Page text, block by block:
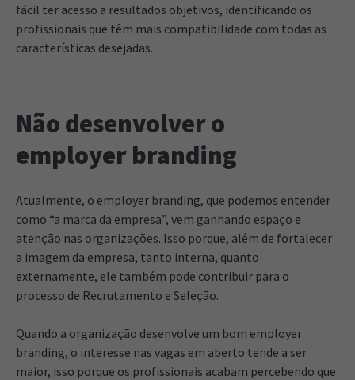
fácil ter acesso a resultados objetivos, identificando os
profissionais que têm mais compatibilidade com todas as
características desejadas.
Não desenvolver o
employer branding
Atualmente, o employer branding, que podemos entender
como “a marca da empresa”, vem ganhando espaço e
atenção nas organizações. Isso porque, além de fortalecer
a imagem da empresa, tanto interna, quanto
externamente, ele também pode contribuir para o
processo de Recrutamento e Seleção.
Quando a organização desenvolve um bom employer
branding, o interesse nas vagas em aberto tende a ser
maior, isso porque os profissionais acabam percebendo que